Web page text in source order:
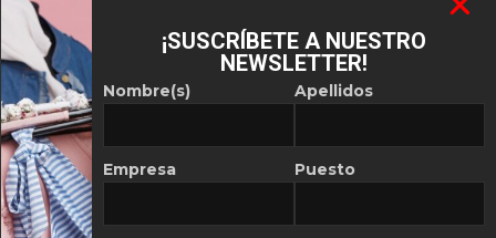
¡SUSCRÍBETE A NUESTRO
NEWSLETTER!
Nombre(s)
Empresa
Apellidos
Puesto